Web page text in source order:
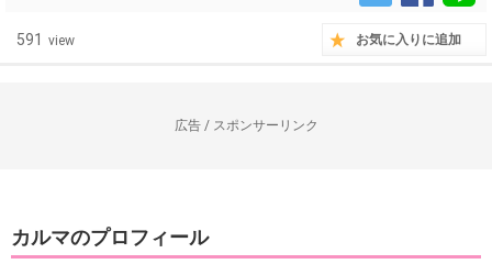
591 view お気に入りに追加
広告 / スポンサーリンク
カルマのプロフィール